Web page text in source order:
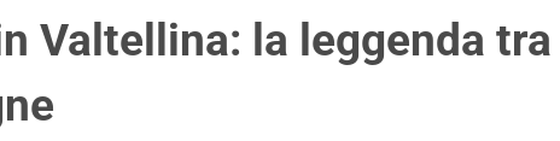
Valtellina: la leggenda tra